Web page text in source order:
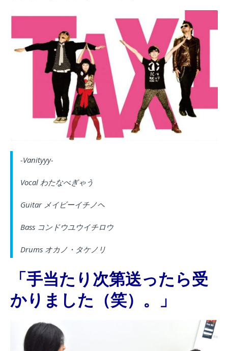
-Vanityyy-
Vocal わたなべぎゃう
Guitar メイビーイチノヘ
Bass コンドウユウイチロウ
Drums オカノ・タケノリ
「手当たり次第送ったら受
かりました（笑）。」